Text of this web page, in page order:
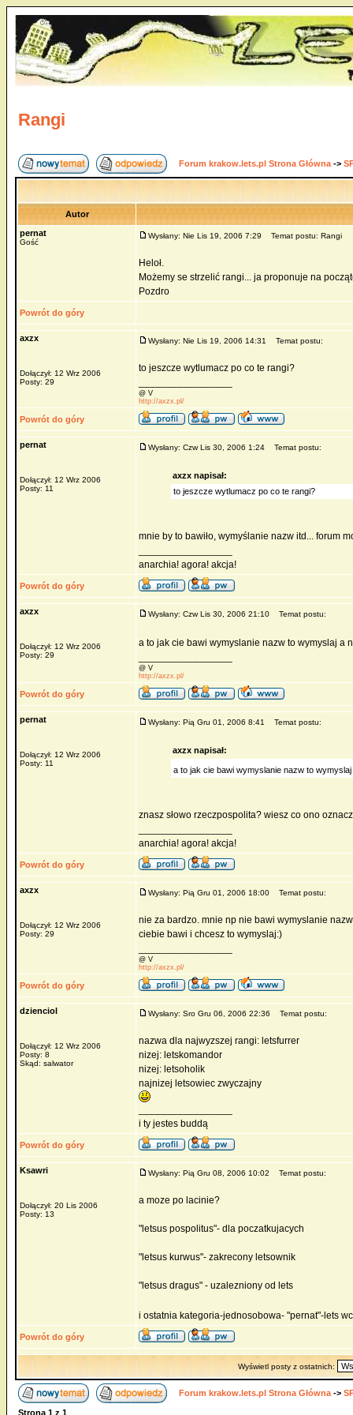
Rangi
Forum krakow.lets.pl Strona Główna ->
Autor
pernat
Gość
Wysłany: Nie Lis 19, 2006 7:29 Temat postu: Rangi
Heloł.
Możemy se strzelić rangi... ja proponuje na
Pozdro
Powrót do góry
axzx
Dołączył: 12 Wrz 2006
Posty: 29
Wysłany: Nie Lis 19, 2006 14:31 Temat postu:
to jeszcze wytlumacz po co te rangi?
@ V
http://axzx.pl/
Powrót do góry
pernat
Dołączył: 12 Wrz 2006
Posty: 11
Wysłany: Czw Lis 30, 2006 1:24 Temat postu:
axzx napisał:
to jeszcze wytlumacz po co te rangi?
mnie by to bawiło, wymyślanie nazw itd... forum
anarchia! agora! akcja!
Powrót do góry
axzx
Dołączył: 12 Wrz 2006
Posty: 29
Wysłany: Czw Lis 30, 2006 21:10 Temat postu:
a to jak cie bawi wymyslanie nazw to wymyslaj a
@ V
http://axzx.pl/
Powrót do góry
pernat
Dołączył: 12 Wrz 2006
Posty: 11
Wysłany: Pią Gru 01, 2006 8:41 Temat postu:
axzx napisał:
a to jak cie bawi wymyslanie nazw to
znasz słowo rzeczpospolita? wiesz co ono
anarchia! agora! akcja!
Powrót do góry
axzx
Dołączył: 12 Wrz 2006
Posty: 29
Wysłany: Pią Gru 01, 2006 18:00 Temat postu:
nie za bardzo. mnie np nie bawi wymyslanie
ciebie bawi i chcesz to wymyslaj:)
@ V
http://axzx.pl/
Powrót do góry
dzienciol
Dołączył: 12 Wrz 2006
Posty: 8
Skąd: salwator
Wysłany: Sro Gru 06, 2006 22:36 Temat postu:
nazwa dla najwyzszej rangi: letsfurrer
nizej: letskomandor
nizej: letsoholik
najnizej letsowiec zwyczajny
i ty jestes buddą
Powrót do góry
Ksawri
Dołączył: 20 Lis 2006
Posty: 13
Wysłany: Pią Gru 08, 2006 10:02 Temat postu:
a moze po lacinie?
"letsus pospolitus"- dla poczatkujacych
"letsus kurwus"- zakrecony letsownik
"letsus dragus" - uzalezniony od lets
i ostatnia kategoria-jednosobowa- "pernat"-lets
Powrót do góry
Wyświetl posty z ostatnich:
Forum krakow.lets.pl Strona Główna ->
Strona 1 z 1